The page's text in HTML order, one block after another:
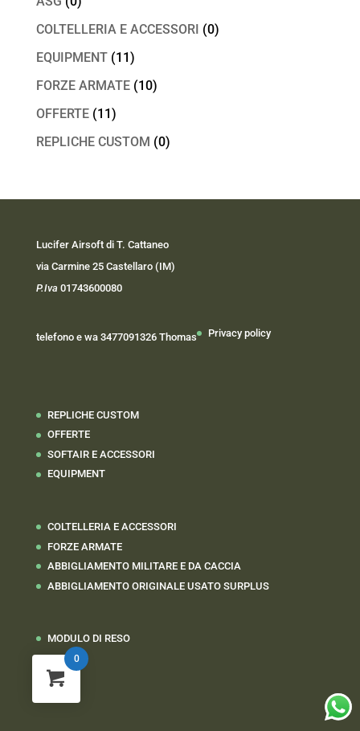
COLTELLERIA E ACCESSORI (0)
EQUIPMENT (11)
FORZE ARMATE (10)
OFFERTE (11)
REPLICHE CUSTOM (0)
Lucifer Airsoft di T. Cattaneo
via Carmine 25 Castellaro (IM)
P.Iva 01743600080
telefono e wa 3477091326 Thomas Privacy policy
REPLICHE CUSTOM
OFFERTE
SOFTAIR E ACCESSORI
EQUIPMENT
COLTELLERIA E ACCESSORI
FORZE ARMATE
ABBIGLIAMENTO MILITARE E DA CACCIA
ABBIGLIAMENTO ORIGINALE USATO SURPLUS
MODULO DI RESO
0